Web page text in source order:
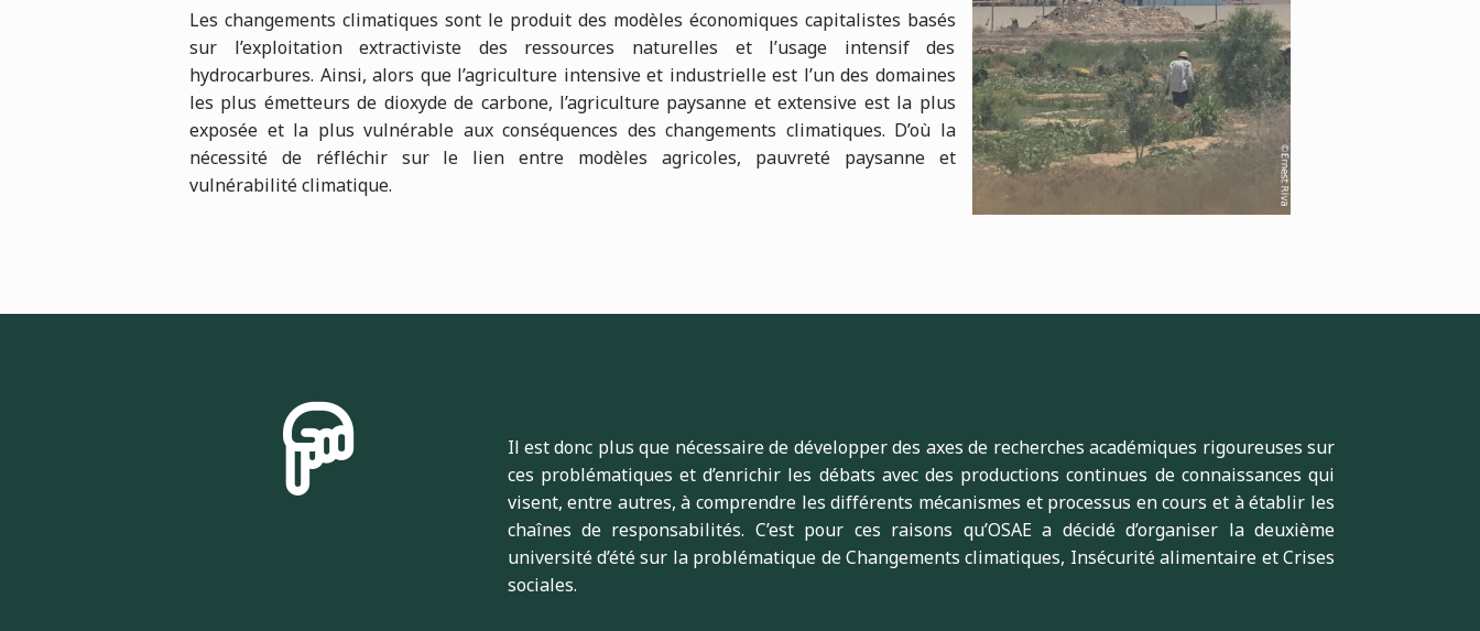
Les changements climatiques sont le produit des modèles économiques capitalistes basés
sur l’exploitation extractiviste des ressources naturelles et l’usage intensif des
hydrocarbures. Ainsi, alors que l’agriculture intensive et industrielle est l’un des domaines
les plus émetteurs de dioxyde de carbone, l’agriculture paysanne et extensive est la plus
exposée et la plus vulnérable aux conséquences des changements climatiques. D’où la
nécessité de réfléchir sur le lien entre modèles agricoles, pauvreté paysanne et
vulnérabilité climatique.
Il est donc plus que nécessaire de développer des axes de recherches académiques rigoureuses sur
ces problématiques et d’enrichir les débats avec des productions continues de connaissances qui
visent, entre autres, à comprendre les différents mécanismes et processus en cours et à établir les
chaînes de responsabilités. C’est pour ces raisons qu’OSAE a décidé d’organiser la deuxième
université d’été sur la problématique deChangements climatiques, Insécurité alimentaire et Crises
sociales.